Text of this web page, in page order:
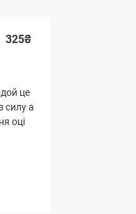
325₴
це
силу а
оці